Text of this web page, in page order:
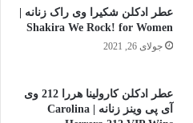
عطر ادکلن شکیرا وی راک زنانه |
Shakira We Rock! for Women
جولای 26, 2021
عطر ادکلن کارولینا هررا 212 وی
آی پی وینز زنانه | Carolina